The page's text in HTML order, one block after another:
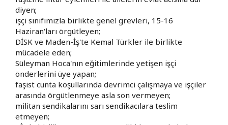
diyen;
işçi sınıfımızla birlikte genel grevleri, 15-16
Haziran'ları örgütleyen;
DİSK ve Maden-İş'te Kemal Türkler ile birlikte
mücadele eden;
Süleyman Hoca'nın eğitimlerinde yetişen işçi
önderlerini üye yapan;
faşist cunta koşullarında devrimci çalışmaya ve işçiler
arasında örgütlenmeye asla son vermeyen;
militan sendikalarını sarı sendikacılara teslim
etmeyen;